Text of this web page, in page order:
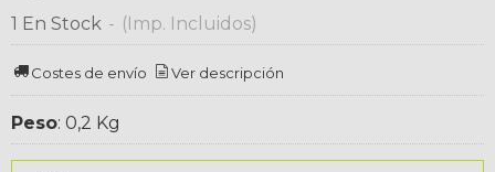
1 En Stock - (Imp. Incluidos)
Costes de envío Ver descripción
Peso: 0,2 Kg